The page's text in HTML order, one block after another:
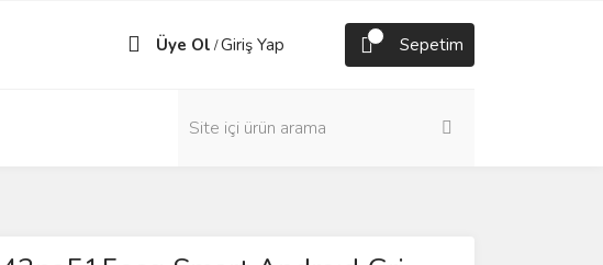
Üye Ol /Giriş Yap Sepetim